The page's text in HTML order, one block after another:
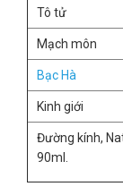
Tô tử
Mạch môn
Bạc Hà
Kinh giới
Đường kính,
90ml.